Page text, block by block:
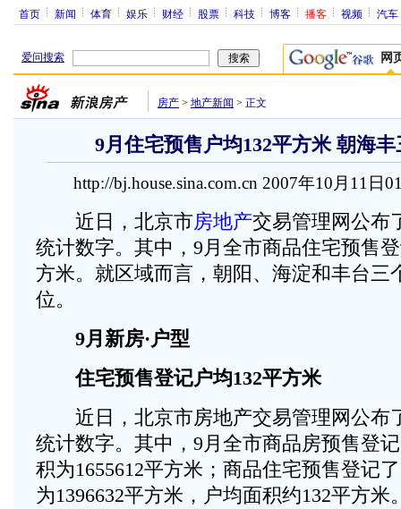
首页 新闻 体育 娱乐 财经 股票 科技 博客 播客 视频 汽车
爱问搜索 网
房产 > 地产新闻 > 正文
9月住宅预售户均132平方米 朝海
http://bj.house.sina.com.cn 2007年10月11日
近日，北京市房地产交易管理网公布
统计数字。其中，9月全市商品住宅预售
方米。就区域而言，朝阳、海淀和丰台三
位。
9月新房·户型
住宅预售登记户均132平方米
近日，北京市房地产交易管理网公布
统计数字。其中，9月全市商品房预售登
积为1655612平方米；商品住宅预售登记
为1396632平方米，户均面积约132平方